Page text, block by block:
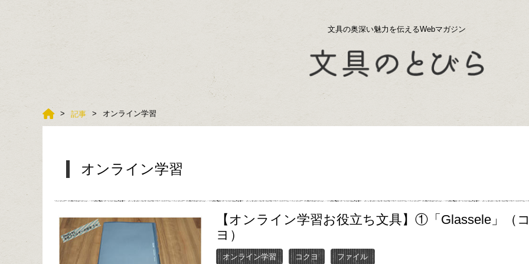
文具の奥深い魅力を伝えるWebマガジン
記事 オンライン学習
オンライン学習
【オンライン学習お役立ち文具】①「Glassele」（
ヨ）
オンライン学習 コクヨ ファイル